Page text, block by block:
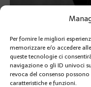
Per fornire le migliori
memorizzare e/o accedere
queste tecnologie ci
navigazione o gli ID univoci
revoca del consenso
caratteristiche e funzioni.